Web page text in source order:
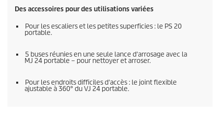
Des accessoires pour des utilisations variées
Pour les escaliers et les petites superficies : le PS 20
portable.
5 buses réunies en une seule lance d'arrosage avec la
MJ 24 portable – pour nettoyer et arroser.
Pour les endroits difficiles d'accès : le joint flexible
ajustable à 360° du VJ 24 portable.